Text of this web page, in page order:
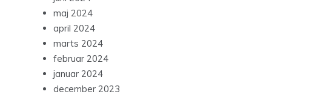
maj 2024
april 2024
marts 2024
februar 2024
januar 2024
december 2023